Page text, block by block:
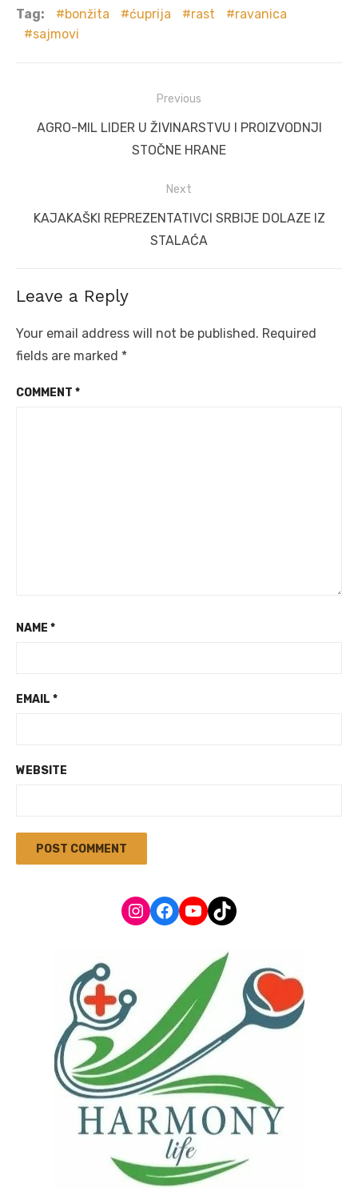
Tag: bonžita ćuprija rast
ravanica
sajmovi
navigation
Previous
Previous
AGRO-MIL LIDER U ŽIVINARSTVU I PROIZVODNJI
STOČNE HRANE
Next
Next
KAJAKAŠKI REPREZENTATIVCI SRBIJE DOLAZE IZ
STALAĆA
Leave a Reply
Your email address will not be published. Required
fields are marked *
COMMENT *
NAME *
EMAIL *
WEBSITE
Instagram
Facebook
YouTube
TikTok